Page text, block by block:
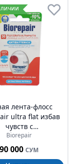
лента-флосс
ultra flat избав
чувств с
и
рса 30м
Biorepair
90 000 СУМ